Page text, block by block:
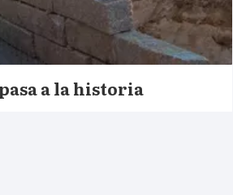
a la historia